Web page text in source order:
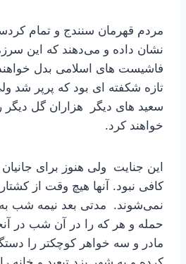
مردم قهرمان سنندج و تمام
نشان داده و می‌دهند که این
فاشیست های اسلامی بدل
تازه شکفته ای بود که پرپر شد
سعید های دیگر هزاران گل دیگر
خواهند کرد.
این جنایت ولی هنوز برای
کافی نبود. آنها هیچ وقت از
نمی‌شوند. مدتی بعد نیمه شب به
حمله و هر که را در آن شب در
مادر و سه خواهر کوچکتر را